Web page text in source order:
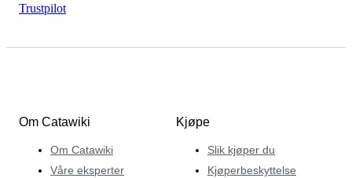
Trustpilot
Om Catawiki
Om Catawiki
Våre eksperter
Kjøpe
Slik kjøper du
Kjøperbeskyttelse